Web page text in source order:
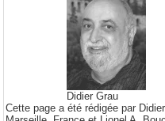
Didier Grau
Cette page a été rédigée par